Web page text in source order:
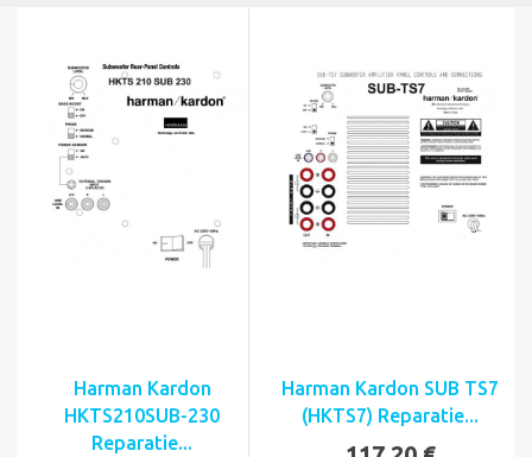
Harman Kardon
HKTS210SUB-230
Reparatie...
Harman Kardon SUB TS7
(HKTS7) Reparatie...